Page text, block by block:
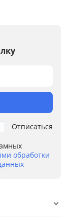
обработки
Отписаться